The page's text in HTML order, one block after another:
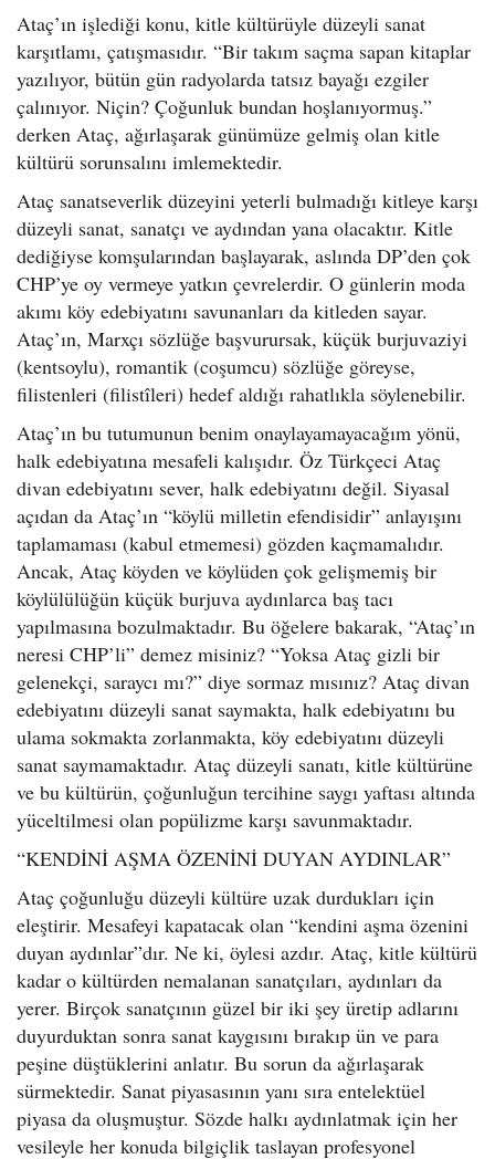
Ataç’ın işlediği konu, kitle kültürüyle düzeyli sanat
karşıtlamı, çatışmasıdır. “Bir takım saçma sapan kitaplar
yazılıyor, bütün gün radyolarda tatsız bayağı ezgiler
çalınıyor. Niçin? Çoğunluk bundan hoşlanıyormuş.”
derken Ataç, ağırlaşarak günümüze gelmiş olan kitle
kültürü sorunsalını imlemektedir.
Ataç sanatseverlik düzeyini yeterli bulmadığı kitleye karşı
düzeyli sanat, sanatçı ve aydından yana olacaktır. Kitle
dediğiyse komşularından başlayarak, aslında DP’den çok
CHP’ye oy vermeye yatkın çevrelerdir. O günlerin moda
akımı köy edebiyatını savunanları da kitleden sayar.
Ataç’ın, Marxçı sözlüğe başvurursak, küçük burjuvaziyi
(kentsoylu), romantik (coşumcu) sözlüğe göreyse,
filistenleri (filistîleri) hedef aldığı rahatlıkla söylenebilir.
Ataç’ın bu tutumunun benim onaylayamayacağım yönü,
halk edebiyatına mesafeli kalışıdır. Öz Türkçeci Ataç
divan edebiyatını sever, halk edebiyatını değil. Siyasal
açıdan da Ataç’ın “köylü milletin efendisidir” anlayışını
taplamaması (kabul etmemesi) gözden kaçmamalıdır.
Ancak, Ataç köyden ve köylüden çok gelişmemiş bir
köylülülüğün küçük burjuva aydınlarca baş tacı
yapılmasına bozulmaktadır. Bu öğelere bakarak, “Ataç’ın
neresi CHP’li” demez misiniz? “Yoksa Ataç gizli bir
gelenekçi, saraycı mı?” diye sormaz mısınız? Ataç divan
edebiyatını düzeyli sanat saymakta, halk edebiyatını bu
ulama sokmakta zorlanmakta, köy edebiyatını düzeyli
sanat saymamaktadır. Ataç düzeyli sanatı, kitle kültürüne
ve bu kültürün, çoğunluğun tercihine saygı yaftası altında
yüceltilmesi olan popülizme karşı savunmaktadır.
“KENDİNİ AŞMA ÖZENİNİ DUYAN AYDINLAR”
Ataç çoğunluğu düzeyli kültüre uzak durdukları için
eleştirir. Mesafeyi kapatacak olan “kendini aşma özenini
duyan aydınlar”dır. Ne ki, öylesi azdır. Ataç, kitle kültürü
kadar o kültürden nemalanan sanatçıları, aydınları da
yerer. Birçok sanatçının güzel bir iki şey üretip adlarını
duyurduktan sonra sanat kaygısını bırakıp ün ve para
peşine düştüklerini anlatır. Bu sorun da ağırlaşarak
sürmektedir. Sanat piyasasının yanı sıra entelektüel
piyasa da oluşmuştur. Sözde halkı aydınlatmak için her
vesileyle her konuda bilgiçlik taslayan profesyonel